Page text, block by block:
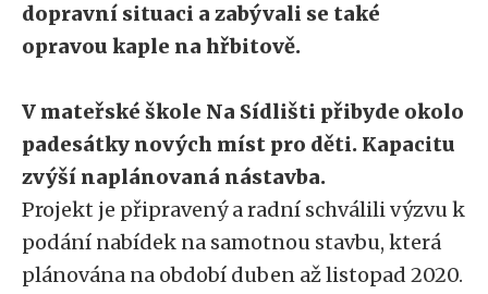
dopravní situaci a zabývali se také
opravou kaple na hřbitově.
V mateřské škole Na Sídlišti přibyde okolo
padesátky nových míst pro děti. Kapacitu
zvýší naplánovaná nástavba.
Projekt je připravený a radní schválili výzvu k
podání nabídek na samotnou stavbu, která
plánována na období duben až listopad 2020.